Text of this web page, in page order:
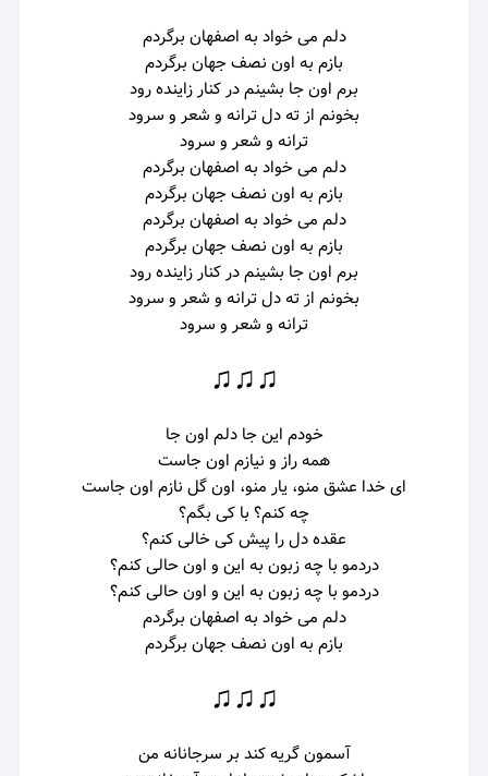
دلم می خواد به اصفهان برگردم
بازم به اون نصف جهان برگردم
برم اون جا بشینمدر کنار زاینده رود
بخونم از ته دلترانه و شعر و سرود
ترانه و شعر و سرود
دلم می خواد به اصفهان برگردم
بازم به اون نصف جهان برگردم
دلم می خواد به اصفهان برگردم
بازم به اون نصف جهان برگردم
برم اون جا بشینمدر کنار زاینده رود
بخونم از ته دلترانه و شعر و سرود
ترانه و شعر و سرود
♫♫♫
خودم این جادلم اون جا
همه راز و نیازم اون جاست
ای خدا عشق منو، یار منو، اون گل نازم اون جاست
چه کنم؟ با کی بگم؟
عقده دل را پیش کی خالی کنم؟
دردمو با چه زبون به این و اون حالی کنم؟
دردمو با چه زبون به این و اون حالی کنم؟
دلم می خواد به اصفهان برگردم
بازم به اون نصف جهان برگردم
♫♫♫
آسمون گریه کند بر سرجانانه من